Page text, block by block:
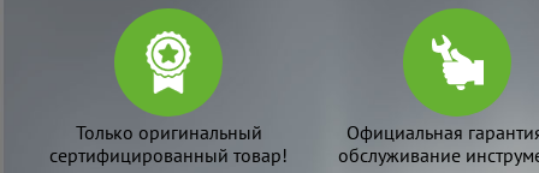
Только оригинальный
сертифицированный товар!
Официальная
обслуживание